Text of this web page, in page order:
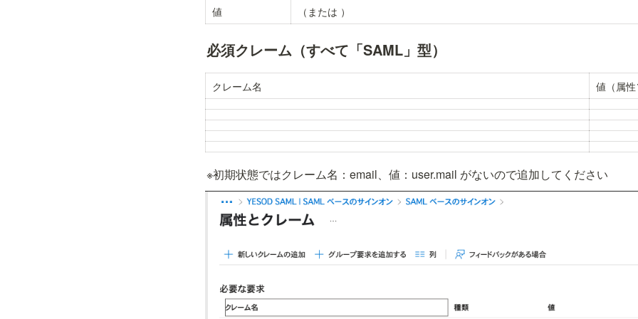
値 （または ）
必須クレーム（すべて「SAML」型）
クレーム名 値（属
※初期状態ではクレーム名：email、値：user.mail がないので追加してください